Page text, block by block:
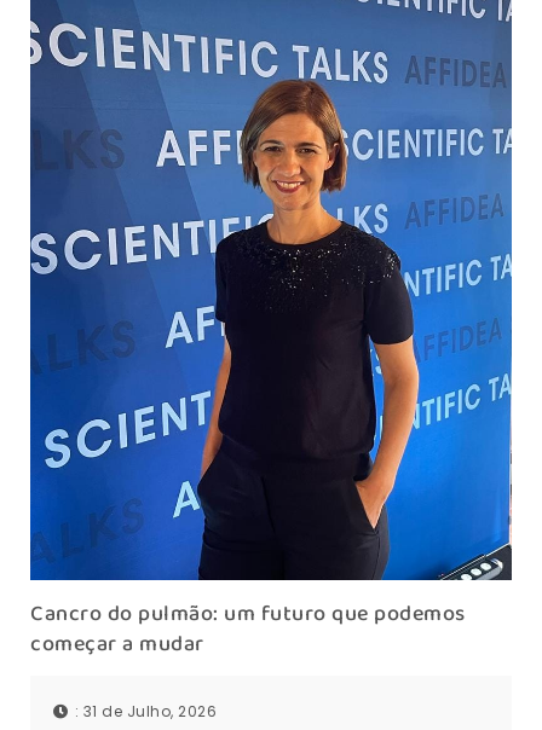
Cancro do pulmão: um futuro que podemos
começar a mudar
: 31 de Julho, 2026